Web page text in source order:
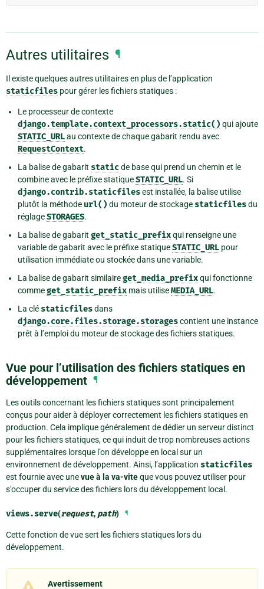
Autres utilitaires ¶
Il existe quelques autres utilitaires en plus de l’application
staticfiles pour gérer les fichiers statiques :
Le processeur de contexte
django.template.context_processors.static() qui ajoute
STATIC_URLau contexte de chaque gabarit rendu avec
RequestContext.
La balise de gabarit staticde base qui prend un chemin et le
combine avec le préfixe statiqueSTATIC_URL. Si
django.contrib.staticfilesest installée, la balise utilise
plutôt la méthode url() du moteur de stockage staticfilesdu
réglageSTORAGES.
La balise de gabarit get_static_prefixqui renseigne une
variable de gabarit avec le préfixe statiqueSTATIC_URL pour
utilisation immédiate ou stockée dans une variable.
La balise de gabarit similaireget_media_prefixqui fonctionne
commeget_static_prefix mais utiliseMEDIA_URL.
La clé staticfilesdans
django.core.files.storage.storagescontient une instance
prêt à l’emploi du moteur de stockage des fichiers statiques.
Vue pour l’utilisation des fichiers statiques en
développement ¶
Les outils concernant les fichiers statiques sont principalement
conçus pour aider à déployer correctement les fichiers statiques en
production. Cela implique généralement de dédier un serveur distinct
pour les fichiers statiques, ce qui induit de trop nombreuses actions
supplémentaires lorsque l’on développe en local sur un
environnement de développement. Ainsi, l’application staticfiles
est fournie avec unevue à la va-viteque vous pouvez utiliser pour
s’occuper du service des fichiers lors du développement local.
views.serve(request, path) ¶
Cette fonction de vue sert les fichiers statiques lors du
développement.
Avertissement